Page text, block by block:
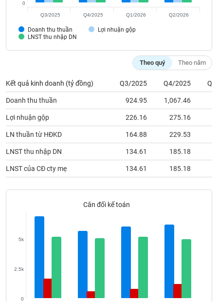
Doanh thu thuần
Lợi nhuận gộp
LNST thu nhập DN
0
Q3/2025 Q4/2025 Q1/2026 Q2/2026
Theo quý Theo năm
Kết quả kinh doanh (tỷ đồng) Q3/2025 Q4/2025
Doanh thu thuần 924.95 1,067.46
Lợi nhuận gộp 226.16 275.16
LN thuần từ HĐKD 164.88 229.53
LNST thu nhập DN 134.61 185.18
LNST của CĐ cty mẹ 134.61 185.18
Cân đối kế toán
0
2.5k
5k
Bài
viết
tác
Báo
cáo
phân
tích
(-)
Thuật
ngữ
(-)